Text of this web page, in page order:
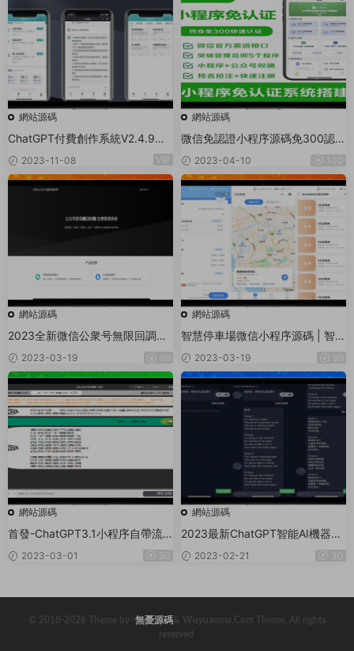
網站源碼
ChatGPT付費創作系統V2.4.9獨
立版 +WEB端+ H5端 + 小程序端
（支持分享朋友圈）
2023-11-08 VIP
網站源碼
微信免認證小程序源碼免300認證
小程序0.2%費率申請商戶通商戶
進件系統
2023-04-10 100
網站源碼
2023全新微信公衆号無限回調系
統 2023-03-19
網站源碼
智慧停車場微信小程序源碼 | 智能
停車系統源碼 | 全開源
2023-03-19
網站源碼
首發-ChatGPT3.1小程序自帶流
量主版本！
2023-03-01 50
網站源碼
2023最新ChatGPT智能AI機器人
微信小程序源碼_帶部署教程
2023-02-21 30
© 2018-2026 Theme by -無憂源碼& Wuyuanma.Com Theme. All rights
reserved